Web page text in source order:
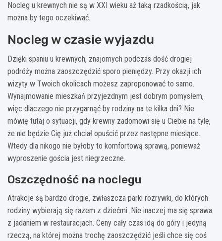
Nocleg u krewnych nie są w XXI wieku aż taką rzadkością, jak
można by tego oczekiwać.
Nocleg w czasie wyjazdu
Dzięki spaniu u krewnych, znajomych podczas dość drogiej
podróży można zaoszczędzić sporo pieniędzy. Przy okazji ich
wizyty w Twoich okolicach możesz zaproponować to samo.
Wynajmowanie mieszkań przyjezdnym jest dobrym pomysłem,
więc dlaczego nie przygarnąć by rodziny na te kilka dni? Nie
mówię tutaj o sytuacji, gdy krewny zadomowi się u Ciebie na tyle,
że nie będzie Cię już chciał opuścić przez następne miesiące.
Wtedy dla nikogo nie byłoby to komfortową sprawą, ponieważ
wyproszenie gościa jest niegrzeczne.
Oszczędność na noclegu
Atrakcje są bardzo drogie, zwłaszcza parki rozrywki, do których
rodziny wybierają się razem z dziećmi. Nie inaczej ma się sprawa
z jadaniem w restauracjach. Ceny cały czas idą do góry i jedyną
rzeczą, na której można trochę zaoszczędzić jeśli chce się coś